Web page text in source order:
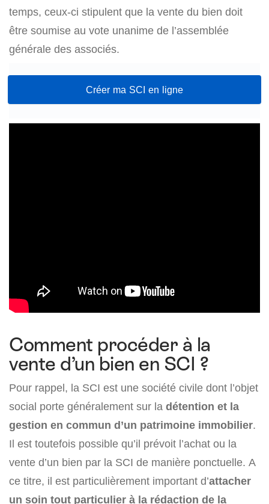
temps, ceux-ci stipulent que la vente du bien doit
être soumise au vote unanime de l’assemblée
générale des associés.
Créer ma SCI en ligne
Comment procéder à la
vente d’un bien en SCI ?
Pour rappel, la SCI est une société civile dont l’objet
social porte généralement sur la détention et la
gestion en commun d’un patrimoine immobilier.
Il est toutefois possible qu’il prévoit l’achat ou la
vente d’un bien par la SCI de manière ponctuelle. A
ce titre, il est particulièrement important d’attacher
un soin tout particulier à la rédaction de la